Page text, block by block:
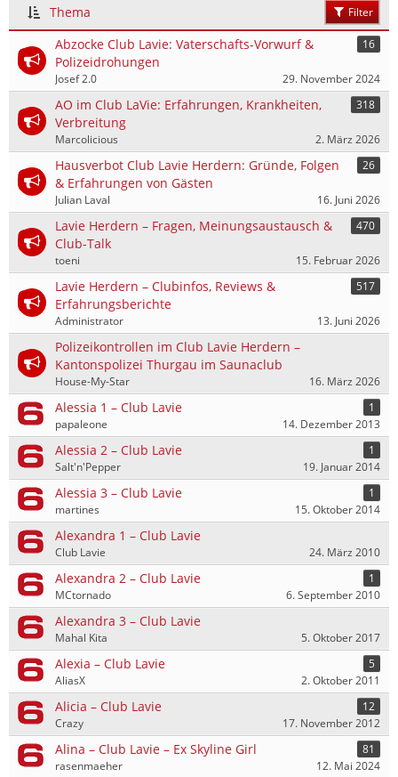
Thema Filter
Abzocke Club Lavie: Vaterschafts-Vorwurf &
Polizeidrohungen
16
Josef 2.0 29. November 2024
AO im Club LaVie: Erfahrungen, Krankheiten,
Verbreitung
318
Marcolicious 2. März 2026
Hausverbot Club Lavie Herdern: Gründe, Folgen
& Erfahrungen von Gästen
26
Julian Laval 16. Juni 2026
Lavie Herdern – Fragen, Meinungsaustausch &
Club-Talk
470
toeni 15. Februar 2026
Lavie Herdern – Clubinfos, Reviews &
Erfahrungsberichte
517
Administrator 13. Juni 2026
Polizeikontrollen im Club Lavie Herdern –
Kantonspolizei Thurgau im Saunaclub
House-My-Star 16. März 2026
Alessia 1 – Club Lavie
1
papaleone
14. Dezember 2013
Alessia 2 – Club Lavie
1
Salt'n'Pepper
19. Januar 2014
Alessia 3 – Club Lavie
1
martines
15. Oktober 2014
Alexandra 1 – Club Lavie
Club Lavie 24. März 2010
Alexandra 2 – Club Lavie
1
MCtornado
6. September 2010
Alexandra 3 – Club Lavie
Mahal Kita 5. Oktober 2017
Alexia – Club Lavie
5
AliasX
2. Oktober 2011
Alicia – Club Lavie
12
Crazy
17. November 2012
Alina – Club Lavie – Ex Skyline Girl
81
rasenmaeher
12. Mai 2024